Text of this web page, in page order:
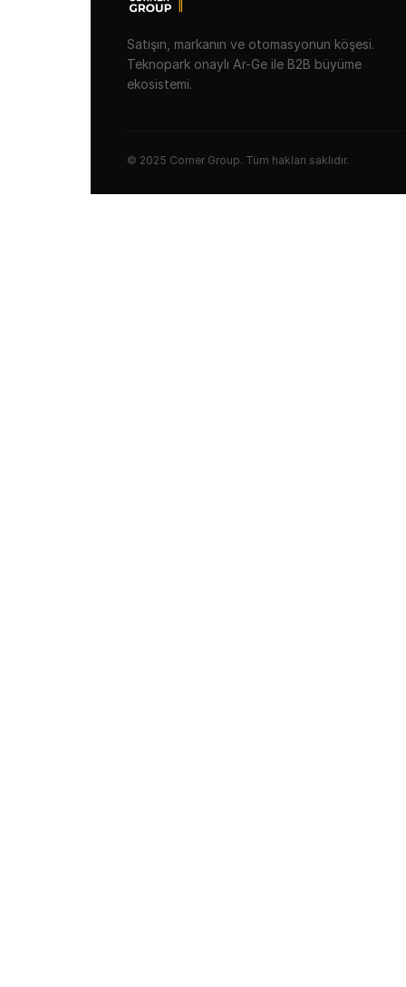
Satışın, markanın ve otomasyonun köşesi.
Teknopark onaylı Ar-Ge ile B2B büyüme
ekosistemi.
© 2025 Corner Group. Tüm hakları saklıdır.